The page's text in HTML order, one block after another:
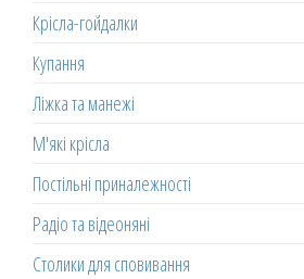
Крісла-гойдалки
Купання
Ліжка та манежі
М'які крісла
Постільні приналежності
Радіо та відеоняні
Столики для сповивання